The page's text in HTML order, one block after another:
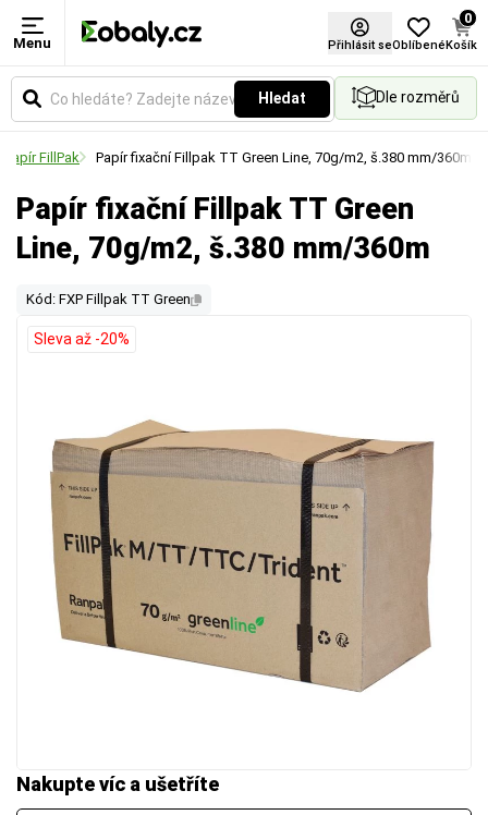
Menu Přihlásit seOblíbené
0
Košík
Hledat Dle rozměrů
papír FillPak Papír fixační Fillpak TT Green Line, 70g/m2, š.380 mm/360m
Papír fixační Fillpak TT Green
Line, 70g/m2, š.380 mm/360m
Kód: FXP Fillpak TT Green
Nakupte víc a ušetříte
Sleva až -20%